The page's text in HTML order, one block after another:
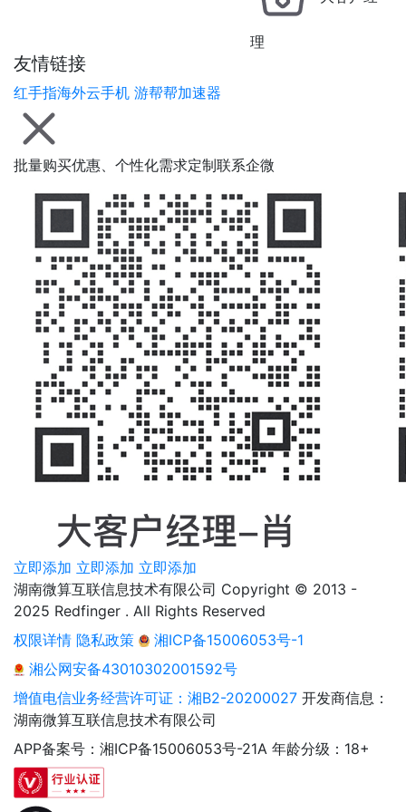
友情链接
红手指海外云手机 游帮帮加速器
理
批量购买优惠、个性化需求定制联系企微
立即添加 立即添加 立即添加
湖南微算互联信息技术有限公司 Copyright © 2013 -
2025 Redfinger . All Rights Reserved
权限详情 隐私政策
湘ICP备15006053号-1
湘公网安备43010302001592号
增值电信业务经营许可证：湘B2-20200027 开发商信息：
湖南微算互联信息技术有限公司
APP备案号：湘ICP备15006053号-21A 年龄分级：18+